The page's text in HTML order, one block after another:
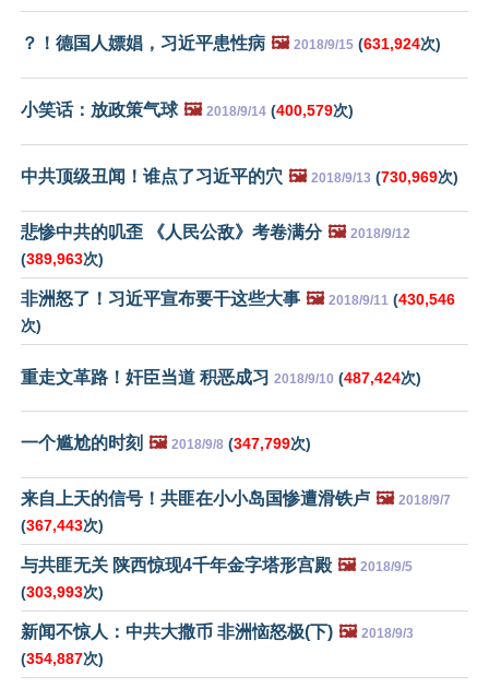
？！德国人嫖娼，习近平患性病 🖼️ 2018/9/15 (631,924次)
小笑话：放政策气球 🖼️ 2018/9/14 (400,579次)
中共顶级丑闻！谁点了习近平的穴 🖼️ 2018/9/13 (730,969次)
悲惨中共的叽歪 《人民公敌》考卷满分 🖼️ 2018/9/12
(389,963次)
非洲怒了！习近平宣布要干这些大事 🖼️ 2018/9/11 (430,546
次)
重走文革路！奸臣当道 积恶成习 2018/9/10 (487,424次)
一个尴尬的时刻 🖼️ 2018/9/8 (347,799次)
来自上天的信号！共匪在小小岛国惨遭滑铁卢 🖼️ 2018/9/7
(367,443次)
与共匪无关 陕西惊现4千年金字塔形宫殿 🖼️ 2018/9/5
(303,993次)
新闻不惊人：中共大撒币 非洲恼怒极(下) 🖼️ 2018/9/3
(354,887次)